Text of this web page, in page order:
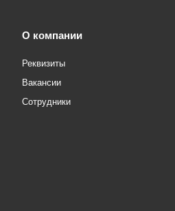
О компании
Реквизиты
Вакансии
Сотрудники